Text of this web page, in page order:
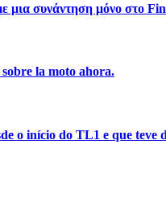
μια συνάντηση μόνο στο
la moto ahora.
o início do TL1 e que